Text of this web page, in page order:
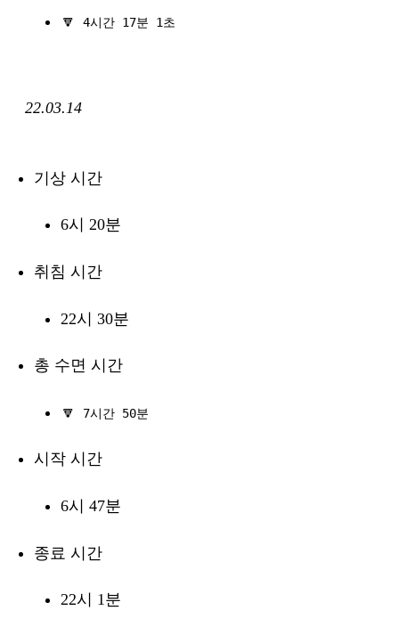
🔽 4시간 17분 1초
22.03.14
기상 시간
6시 20분
취침 시간
22시 30분
총 수면 시간
🔽 7시간 50분
시작 시간
6시 47분
종료 시간
22시 1분